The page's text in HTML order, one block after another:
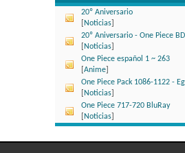
20º Aniversario
Noticias]
20º Aniversario - One Piece
Noticias]
One Piece español 1 ~ 263
Anime]
One Piece Pack 1086-1122 -
Noticias]
One Piece 717-720 BluRay
Noticias]